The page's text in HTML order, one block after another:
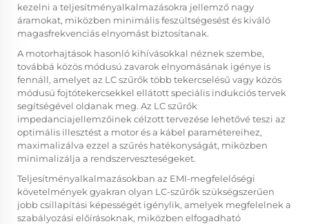
kezelni a teljesítményalkalmazásokra jellemző nagy
áramokat, miközben minimális feszültségesést és kiváló
magasfrekvenciás elnyomást biztosítanak.
A motorhajtások hasonló kihívásokkal néznek szembe,
továbbá közös módusú zavarok elnyomásának igénye is
fennáll, amelyet az LC szűrők több tekercselésű vagy közös
módusú fojtótekercsekkel ellátott speciális indukciós tervek
segítségével oldanak meg. Az LC szűrők
impedanciajellemzőinek célzott tervezése lehetővé teszi az
optimális illesztést a motor és a kábel paramétereihez,
maximalizálva ezzel a szűrés hatékonyságát, miközben
minimalizálja a rendszerveszteségeket.
Teljesítményalkalmazásokban az EMI-megfelelőségi
követelmények gyakran olyan LC-szűrők szükségszerűen
jobb csillapítási képességét igénylik, amelyek megfelelnek a
szabályozási előírásoknak, miközben elfogadható